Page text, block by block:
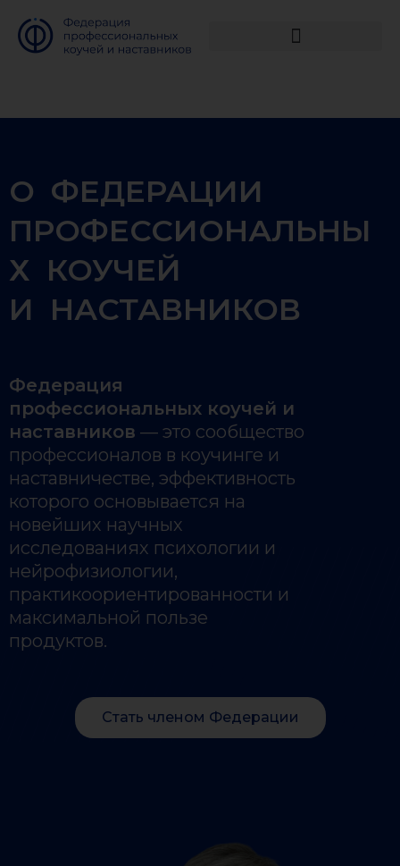
О ФЕДЕРАЦИИ
ПРОФЕССИОНАЛЬНЫ
Х КОУЧЕЙ
И НАСТАВНИКОВ
Федерация
профессиональных коучей и
наставников — это сообщество
профессионалов в коучинге и
наставничестве, эффективность
которого основывается на
новейших научных
исследованиях психологии и
нейрофизиологии,
практикоориентированности и
максимальной пользе
продуктов.
Стать членом Федерации